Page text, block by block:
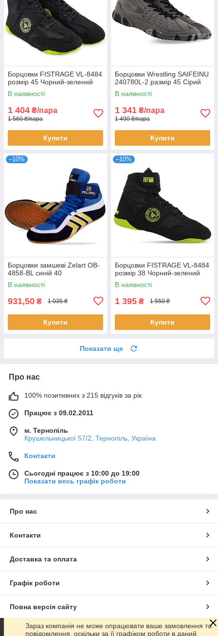
Борцовки FISTRAGE VL-8484
розмір 45 Чорний-зелений
В наявності
1 404 ₴/пара
1 560 ₴/пара
Купити
Борцовки Wrestling SAIFEINU
240780L-2 размір 45 Сірий
В наявності
1 341 ₴/пара
1 490 ₴/пара
Купити
–10%
Борцовки замшеві Zelart OB-
4858-BL синій 40
В наявності
931,50 ₴ 1 035 ₴
Купити
–10%
Борцовки FISTRAGE VL-8484
розмір 38 Чорний-зелений
В наявності
1 395 ₴ 1 550 ₴
Купити
Показати ще
Про нас
100% позитивних з 215 відгуків за рік
Працює з 09.02.2011
м. Тернопіль
Крушельницької 57/2, Тернопіль, Україна
Контакти
Сьогодні працює з 10:00 до 19:00
Показати весь графік роботи
Про нас
Контакти
Доставка та оплата
Графік роботи
Повна версія сайту
Сайт створено на маркетплейсіProm.ua
Зараз компанія не може опрацювати ваше замовлення та
повідомлення, оскільки за її графіком роботи в даний